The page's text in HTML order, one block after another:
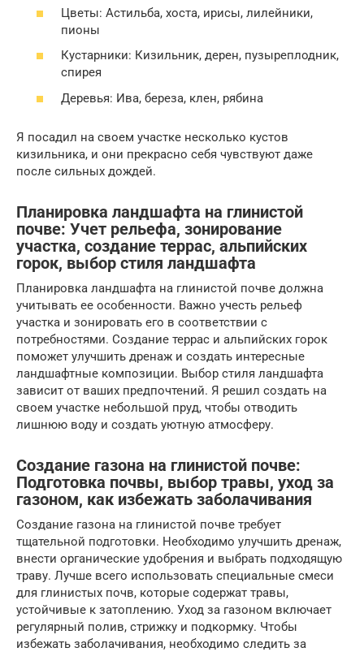
Цветы: Астильба, хоста, ирисы, лилейники,
пионы
Кустарники: Кизильник, дерен, пузыреплодник,
спирея
Деревья: Ива, береза, клен, рябина
Я посадил на своем участке несколько кустов
кизильника, и они прекрасно себя чувствуют даже
после сильных дождей.
Планировка ландшафта на глинистой
почве: Учет рельефа, зонирование
участка, создание террас, альпийских
горок, выбор стиля ландшафта
Планировка ландшафта на глинистой почве должна
учитывать ее особенности. Важно учесть рельеф
участка и зонировать его в соответствии с
потребностями. Создание террас и альпийских горок
поможет улучшить дренаж и создать интересные
ландшафтные композиции. Выбор стиля ландшафта
зависит от ваших предпочтений. Я решил создать на
своем участке небольшой пруд, чтобы отводить
лишнюю воду и создать уютную атмосферу.
Создание газона на глинистой почве:
Подготовка почвы, выбор травы, уход за
газоном, как избежать заболачивания
Создание газона на глинистой почве требует
тщательной подготовки. Необходимо улучшить дренаж,
внести органические удобрения и выбрать подходящую
траву. Лучше всего использовать специальные смеси
для глинистых почв, которые содержат травы,
устойчивые к затоплению. Уход за газоном включает
регулярный полив, стрижку и подкормку. Чтобы
избежать заболачивания, необходимо следить за